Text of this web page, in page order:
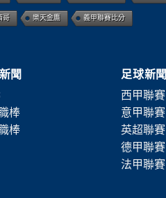
哥 樂天金鷹 義甲聯賽比分
聞
棒
棒
足球新聞
西甲聯賽
意甲聯賽
英超聯賽
德甲聯賽
法甲聯賽